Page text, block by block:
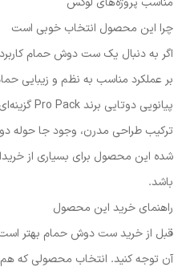
چرا این محصول انتخاب خوبی است
اگر به دنبال یک ست دوش حمام
بر عملکرد مناسب به نظم و
پیانویی دوتایی برند Pro Pack گزینه‌ای بسیار مناسب محسوب می‌شود.
ترکیب طراحی مدرن، وجود جا حوله
شده این محصول برای بسیاری از
باشد.
راهنمای خرید این محصول
قبل از خرید ست دوش حمام بهتر
آن توجه کنید. انتخاب محصولی که